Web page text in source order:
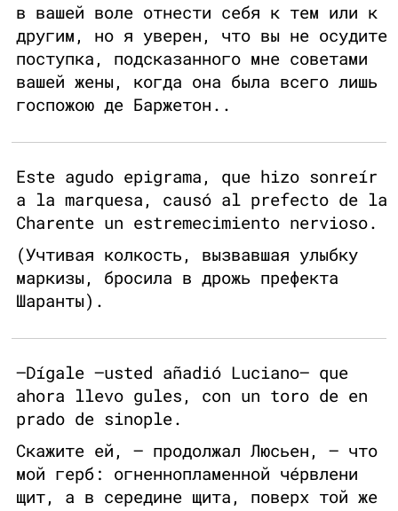
в вашей воле отнести себя к тем или к
другим, но я уверен, что вы не осудите
поступка, подсказанного мне советами
вашей жены, когда она была всего лишь
госпожою де Баржетон..
Este agudo epigrama, que hizo sonreír
a la marquesa, causó al prefecto de la
Charente un estremecimiento nervioso.
(Учтивая колкость, вызвавшая улыбку
маркизы, бросила в дрожь префекта
Шаранты).
—Dígale —usted añadió Luciano— que
ahora llevo gules, con un toro de en
prado de sinople.
Скажите ей, – продолжал Люсьен, – что
мой герб: огненнопламенной чéрвлени
щит, а в середине щита, поверх той же